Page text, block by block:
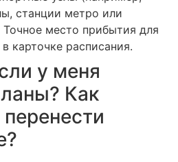
станции метро или
место прибытия для
карточке расписания.
у меня
Как